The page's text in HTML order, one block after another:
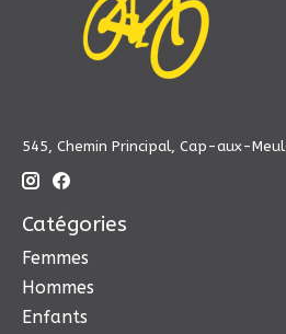
545, Chemin Principal, Cap-aux-
Catégories
Femmes
Hommes
Enfants